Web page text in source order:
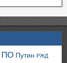
ПО Путин РЖД